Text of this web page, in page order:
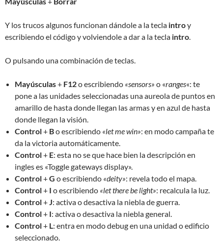
Y los trucos algunos funcionan dándole a la tecla introy
escribiendo el código y volviendole a dar a la tecla intro.
O pulsando una combinación de teclas.
Mayúsculas+ F12o escribiendo «sensors» o «ranges«: te
pone a las unidades seleccionadas una aureola de puntos en
amarillo de hasta donde llegan las armas y en azul de hasta
donde llegan la visión.
Control+ Bo escribiendo «let me win»: en modo campaña te
da la victoria automáticamente.
Control+ E: esta no se que hace bien la descripción en
ingles es «Toggle gateways display».
Control+G o escribiendo «deity»: revela todo el mapa.
Control+ I o escribiendo «let there be light»: recalcula la luz.
Control+J: activa o desactiva la niebla de guerra.
Control+ I: activa o desactiva la niebla general.
Control+ L: entra en modo debug en una unidad o edificio
seleccionado.